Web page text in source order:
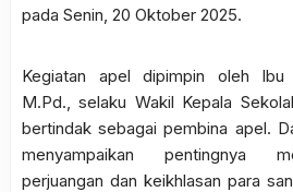
pada Senin, 20 Oktober 2025.
Kegiatan apel dipimpin oleh Ibu
M.Pd., selaku Wakil Kepala
bertindak sebagai pembina apel.
menyampaikan pentingnya
perjuangan dan keikhlasan para